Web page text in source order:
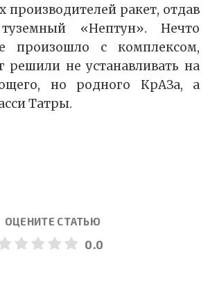
производителей ракет, отдав
«Нептун». Нечто
произошло с комплексом,
решили не устанавливать на
но родного КрАЗа, а
Татры.
ОЦЕНИТЕ СТАТЬЮ
0.0